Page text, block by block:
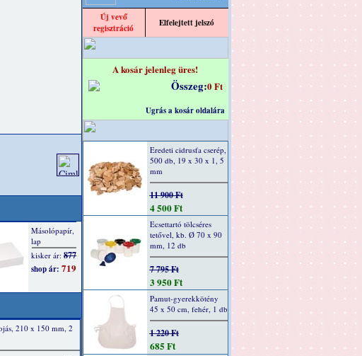
210 x 150 mm, 2
Új vevő
regisztráció
Elfelejtett jelszó
A kosár jelenleg üres!
Összeg:0 Ft
Ugrás a kosár oldalára
Eredeti cidrusfa cserép,
500 db, 19 x 30 x 1, 5
mm
11 900 Ft
4 500 Ft
Ecsettartó tölcséres
tetővel, kb. Ø 70 x 90
mm, 12 db
7 795 Ft
3 950 Ft
Pamut-gyerekkötény
45 x 50 cm, fehér, 1 db
1 220 Ft
685 Ft